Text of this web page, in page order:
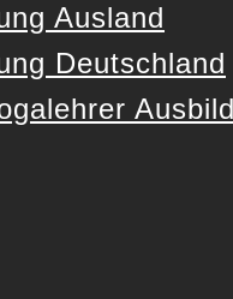
Ausland
Deutschland